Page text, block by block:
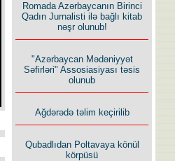
Romada Azərbaycanın Birinci
Qadın Jurnalisti ilə bağlı kitab
nəşr olunub!
"Azərbaycan Mədəniyyət
Səfirləri" Assosiasiyası təsis
olunub
Ağdərədə təlim keçirilib
Qubadlıdan Poltavaya könül
körpüsü